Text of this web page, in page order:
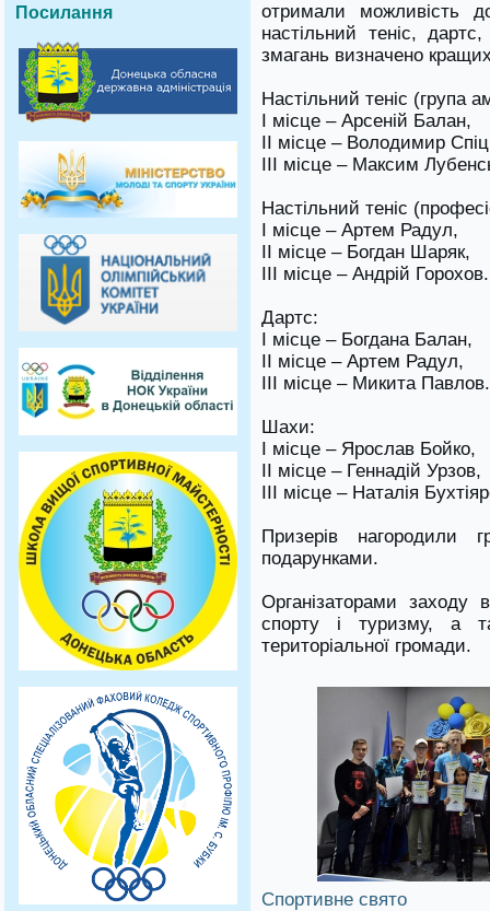
Посилання
отримали можливість
настільний теніс,
змагань визначено
Настільний теніс (група
I місце – Арсеній Балан,
II місце – Володимир
III місце – Максим
Настільний теніс
I місце – Артем Радул,
II місце – Богдан Шаряк,
III місце – Андрій
Дартс:
I місце – Богдана Балан,
II місце – Артем Радул,
III місце – Микита
Шахи:
I місце – Ярослав Бойко,
II місце – Геннадій Урзов,
III місце – Наталія
Призерів нагородили
подарунками.
Організаторами заходу
спорту і туризму, а
територіальної громади.
Спортивне свято